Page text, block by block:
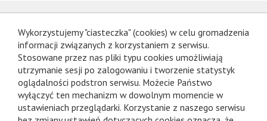
Wykorzystujemy "ciasteczka" (cookies) w celu gromadzenia
informacji związanych z korzystaniem z serwisu.
Stosowane przez nas pliki typu cookies umożliwiają
utrzymanie sesji po zalogowaniu i tworzenie statystyk
oglądalności podstron serwisu. Możecie Państwo
wyłączyć ten mechanizm w dowolnym momencie w
ustawieniach przeglądarki. Korzystanie z naszego serwisu